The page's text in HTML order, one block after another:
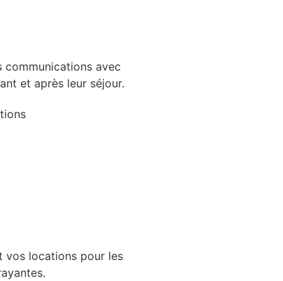
communications avec
et après leur séjour.
vos locations pour les